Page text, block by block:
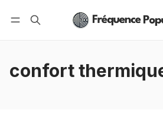
Nous soutenir
confort